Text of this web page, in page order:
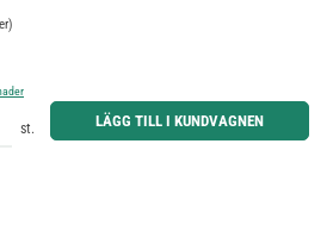
eller använd knapparna för att öka eller minska kvantiteten.
st. LÄGG TILL I KUNDVAGNEN